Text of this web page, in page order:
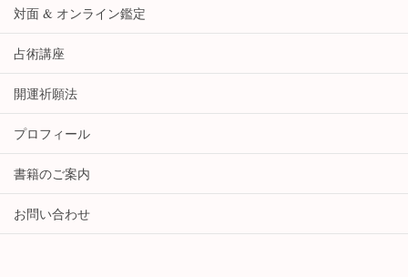
対面 & オンライン鑑定
占術講座
開運祈願法
プロフィール
書籍のご案内
お問い合わせ